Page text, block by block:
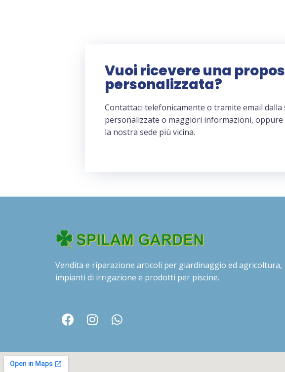
Vuoi ricevere una
personalizzata?
Contattaci telefonicamente o tramite email
personalizzate o maggiori informazioni,
la nostra sede più vicina.
Vendita e riparazione articoli per giardinaggio ed agricoltura,
impianti di irrigazione e prodotti per piscine.